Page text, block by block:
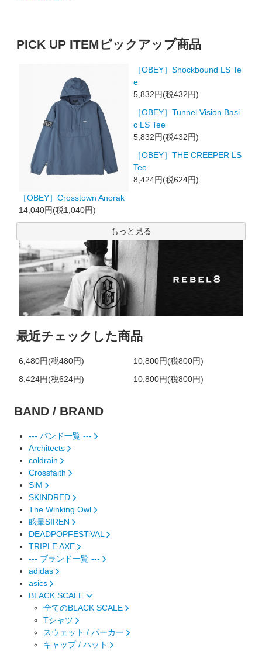
PICK UP ITEM ピックアップ商品
［OBEY］Crosstown Anorak
14,040円(税1,040円)
［OBEY］Shockbound LS Te
e
5,832円(税432円)
［OBEY］Tunnel Vision Basi
c LS Tee
5,832円(税432円)
［OBEY］THE CREEPER LS
Tee
8,424円(税624円)
もっと見る
最近チェックした商品
6,480円(税480円)
10,800円(税800円)
8,424円(税624円)
10,800円(税800円)
BAND / BRAND
--- バンド一覧 ---
Architects
coldrain
Crossfaith
SiM
SKINDRED
The Winking Owl
眩暈SIREN
DEADPOPFESTiVAL
TRIPLE AXE
--- ブランド一覧 ---
adidas
asics
BLACK SCALE
全てのBLACK SCALE
Tシャツ
スウェット / パーカー
キャップ / ハット